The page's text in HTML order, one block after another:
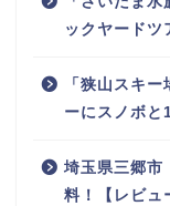
ックヤードツ
「狭山スキ
ーにスノボと
埼玉県三郷市
料！【レビュ